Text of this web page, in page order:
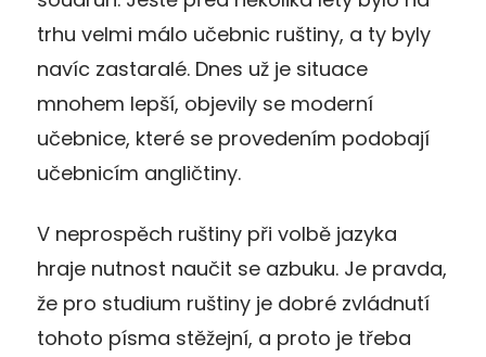
trhu velmi málo učebnic ruštiny, a ty byly
navíc zastaralé. Dnes už je situace
mnohem lepší, objevily se moderní
učebnice, které se provedením podobají
učebnicím angličtiny.
V neprospěch ruštiny při volbě jazyka
hraje nutnost naučit se azbuku. Je pravda,
že pro studium ruštiny je dobré zvládnutí
tohoto písma stěžejní, a proto je třeba